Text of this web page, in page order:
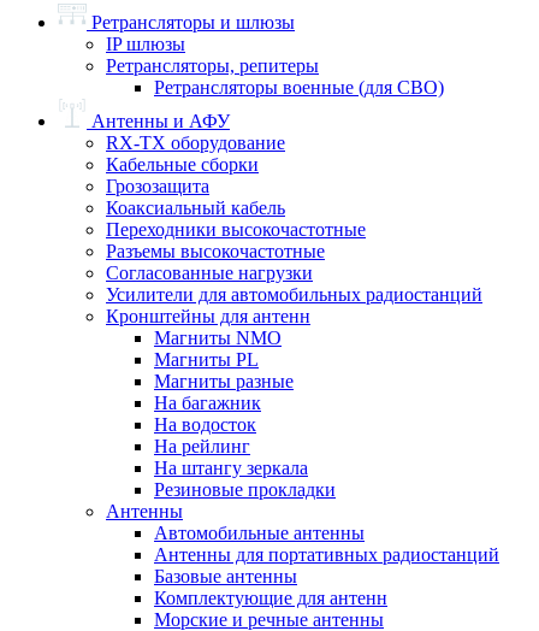
Ретрансляторы и шлюзы
IP шлюзы
Ретрансляторы, репитеры
Ретрансляторы военные (для СВО)
Антенны и АФУ
RX-TX оборудование
Кабельные сборки
Грозозащита
Коаксиальный кабель
Переходники высокочастотные
Разъемы высокочастотные
Согласованные нагрузки
Усилители для автомобильных радиостанций
Кронштейны для антенн
Магниты NMO
Магниты PL
Магниты разные
На багажник
На водосток
На рейлинг
На штангу зеркала
Резиновые прокладки
Антенны
Автомобильные антенны
Антенны для портативных радиостанций
Базовые антенны
Комплектующие для антенн
Морские и речные антенны